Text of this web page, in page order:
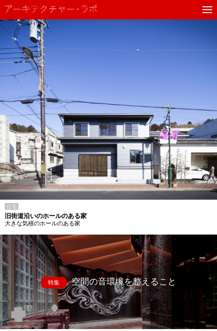
住宅
旧街道沿いのホールのある家
大きな気積のホールのある家
特集 空間の音環境を整えること